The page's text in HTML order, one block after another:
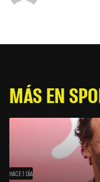
MÁS EN
HACE 1 DÍA